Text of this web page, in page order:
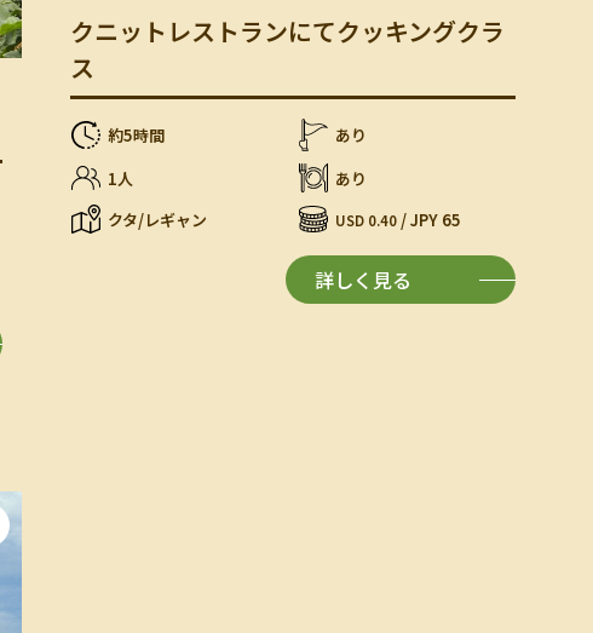
クニットレストランにてクッキングクラ
ス
約5時間
あり
1人
あり
クタ/レギャン
USD 0.40 / JPY 65
詳しく見る